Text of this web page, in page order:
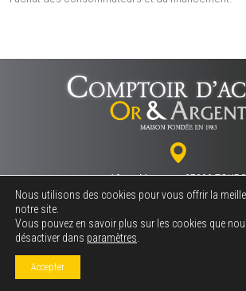
18 rue Marceau - 37000 TOURS
Comptoir d’Achat Or et Argent •
Nous utilisons des cookies pour vous offrir la
notre site.
Vous pouvez en savoir plus sur les cookies que
désactiver dans paramètres
Accepter